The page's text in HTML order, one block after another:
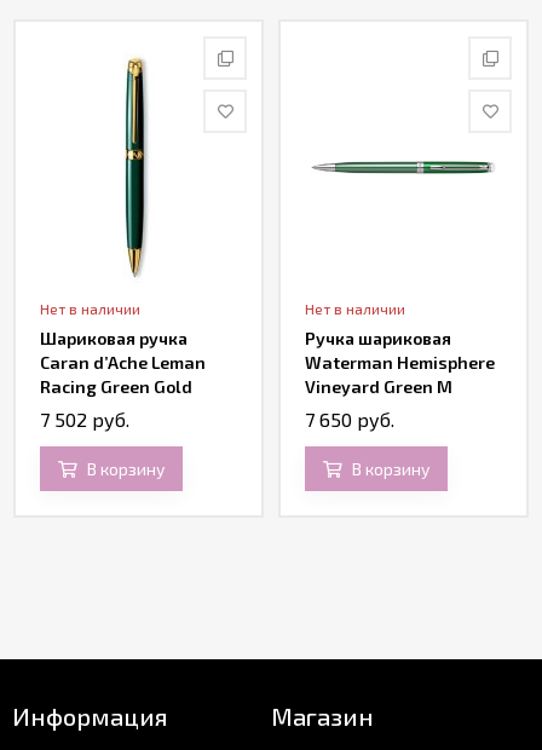
Нет в наличии
Шариковая ручка
Caran d’Ache Leman
Racing Green Gold
7 502 руб.
В корзину
Нет в наличии
Ручка шариковая
Waterman Hemisphere
Vineyard Green M
7 650 руб.
В корзину
Информация Магазин